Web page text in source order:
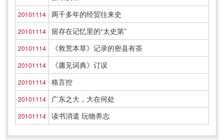
20101114 两千多年的经贸往来史
20101114 留存在记忆里的“太史第”
20101114 《救荒本草》记录的密县有茶
20101114 《庸见词典》订误
20101114 格言控
20101114 广东之大，大在何处
20101114 读书消遣 玩物养志